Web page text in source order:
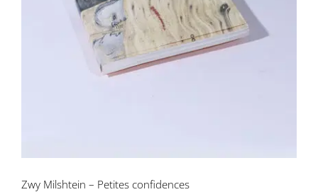
Zwy Milshtein – Petites confidences
Zwy Milshtein – Petites confidences